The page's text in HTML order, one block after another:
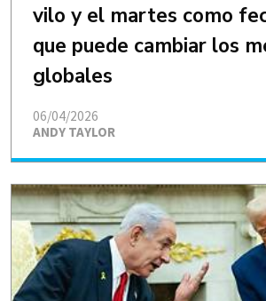
vilo y el martes como
que puede cambiar los
globales
ANDY TAYLOR
06/04/2026